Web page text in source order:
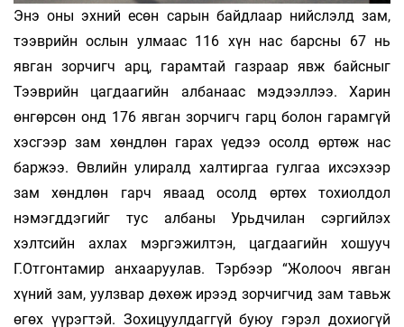
Энэ оны эхний есөн сарын байдлаар нийслэлд зам,
тээврийн ослын улмаас 116 хүн нас барсны 67 нь
явган зорчигч арц, гарамтай газраар явж байсныг
Тээврийн цагдаагийн албанаас мэдээллээ. Харин
өнгөрсөн онд 176 явган зорчигч гарц болон гарамгүй
хэсгээр зам хөндлөн гарах үедээ осолд өртөж нас
баржээ. Өвлийн улиралд халтиргаа гулгаа ихсэхээр
зам хөндлөн гарч яваад осолд өртөх тохиолдол
нэмэгддэгийг тус албаны Урьдчилан сэргийлэх
хэлтсийн ахлах мэргэжилтэн, цагдаагийн хошууч
Г.Отгонтамир анхааруулав. Тэрбээр “Жолооч явган
хүний зам, уулзвар дөхөж ирээд зорчигчид зам тавьж
өгөх үүрэгтэй. Зохицуулдаггүй буюу гэрэл дохиогүй